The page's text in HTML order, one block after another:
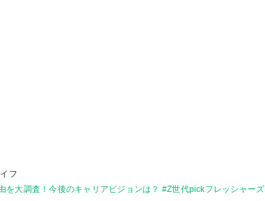
フ
を大調査！今後のキャリアビジョンは？ #Z世代pickフレッシャーズ